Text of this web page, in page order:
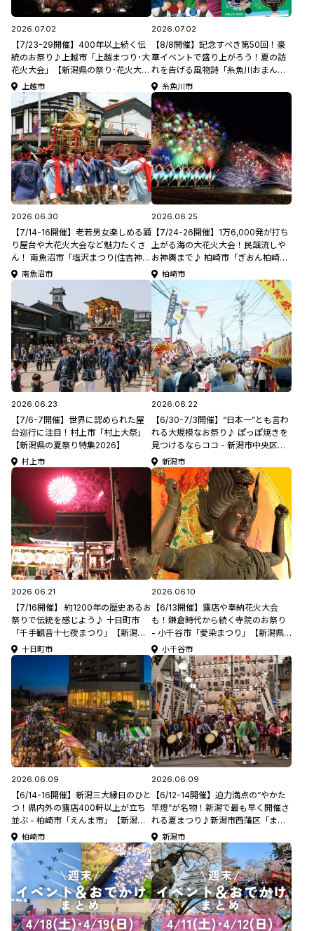
2026.07.02
【7/23-29開催】400年以上続く伝
統のお祭り♪上越市「上越まつり･大
花火大会」【新潟県の祭り･花火大会
特集2026】
上越市
2026.07.02
【8/8開催】記念すべき第50回！豪
華イベントで盛り上がろう！夏の訪
れを告げる風物詩「糸魚川おまんた
祭り」【新潟県の祭り･花火大会特集
2026】
糸魚川市
2026.06.30
【7/14-16開催】老若男女楽しめる踊
り屋台や大花火大会など魅力たくさ
ん！ 南魚沼市「塩沢まつり(住吉神社
大祭)･大花火大会」【新潟県の祭り･
花火大会特集2026】
南魚沼市
2026.06.25
【7/24-26開催】1万6,000発が打ち
上がる海の大花火大会！民謡流しや
お神輿まで♪ 柏崎市「ぎおん柏崎ま
つり」【新潟県の祭り･花火大会特集
2026】
柏崎市
2026.06.23
【7/6-7開催】世界に認められた屋
台巡行に注目！村上市「村上大祭」
【新潟県の夏祭り特集2026】
村上市
2026.06.22
【6/30-7/3開催】“日本一”とも言わ
れる大規模なお祭り♪ ぽっぽ焼きを
見つけるならココ - 新潟市中央区
「蒲原まつり」【新潟県の夏祭り特
集2026】
新潟市
2026.06.21
【7/16開催】 約1200年の歴史あるお
祭りで伝統を感じよう♪ 十日町市
「千手観音十七夜まつり」【新潟県
の祭り･花火大会特集2026】
十日町市
2026.06.10
【6/13開催】露店や奉納花火大会
も！鎌倉時代から続く寺院のお祭り
- 小千谷市「愛染まつり」【新潟県
の祭り･花火大会特集2026】
小千谷市
2026.06.09
【6/14-16開催】新潟三大縁日のひと
つ！県内外の露店400軒以上が立ち
並ぶ - 柏崎市「えんま市」【新潟県
の夏祭り特集2026】
柏崎市
2026.06.09
【6/12-14開催】迫力満点の“やかた
竿燈”が名物！新潟で最も早く開催さ
れる夏まつり♪新潟市西蒲区「まき
夏まつり」【新潟県の祭り･花火大会
特集2026】
新潟市